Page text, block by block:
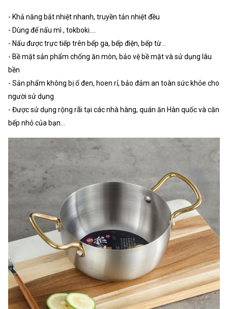
- Khả năng bắt nhiệt nhanh, truyền tản nhiệt đều
- Dùng để nấu mì , tokboki....
- Nấu được trực tiếp trên bếp ga, bếp điện, bếp từ...
- Bề mặt sản phẩm chống ăn mòn, bảo vệ bề mặt và sử dụng lâu
bền
- Sản phẩm không bị ố đen, hoen rỉ, bảo đảm an toàn sức khỏe cho
người sử dụng
- Được sử dụng rộng rãi tại các nhà hàng, quán ăn Hàn quốc và căn
bếp nhỏ của bạn...